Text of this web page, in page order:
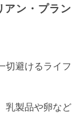
アン・プラン
切避けるライフ
乳製品や卵など